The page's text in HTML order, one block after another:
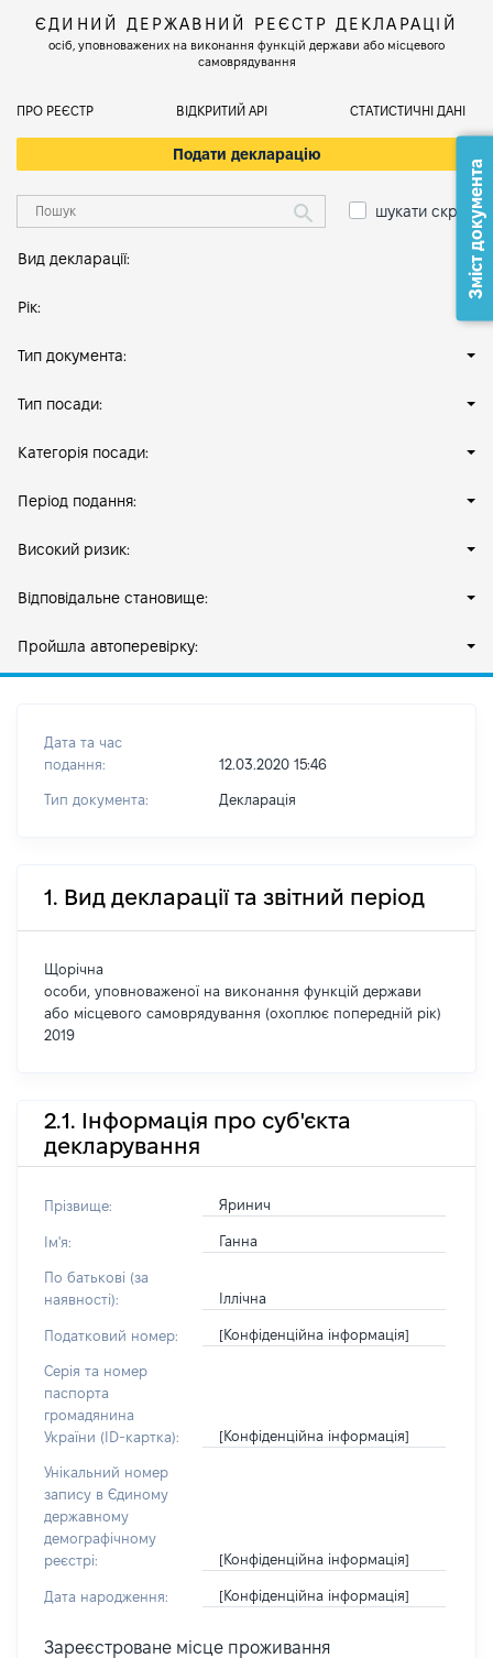
ЄДИНИЙ ДЕРЖАВНИЙ РЕЄСТР ДЕКЛАРАЦІЙ
осіб, уповноважених на виконання функцій держави або місцевого
самоврядування
ПРО РЕЄСТР ВІДКРИТИЙ АРІ СТАТИСТИЧНІ ДАНІ
Подати декларацію
шукати скрізь
Вид декларації:
Рік:
Тип документа:
Тип посади:
Категорія посади:
Період подання:
Високий ризик:
Відповідальне становище:
Пройшла автоперевірку:
Дата та час
подання:
12.03.2020 15:46
Тип документа: Декларація
1. Вид декларації та звітний період
Щорічна
особи, уповноваженої на виконання функцій держави
або місцевого самоврядування (охоплює попередній рік)
2019
2.1. Інформація про суб'єкта
декларування
Прізвище: Яринич
Ім'я: Ганна
По батькові (за
наявності):
Іллічна
Податковий номер: [Конфіденційна інформація]
Серія та номер
паспорта
громадянина
України (ID-картка):
[Конфіденційна інформація]
Унікальний номер
запису в Єдиному
державному
демографічному
реєстрі:
[Конфіденційна інформація]
Дата народження: [Конфіденційна інформація]
Зареєстроване місце проживання
Зміст документа